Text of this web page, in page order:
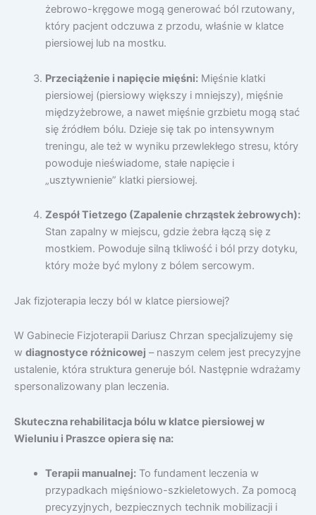
żebrowo-kręgowe mogą generować ból rzutowany,
który pacjent odczuwa z przodu, właśnie w klatce
piersiowej lub na mostku.
Przeciążenie i napięcie mięśni:Mięśnie klatki
piersiowej (piersiowy większy i mniejszy), mięśnie
międzyżebrowe, a nawet mięśnie grzbietu mogą stać
się źródłem bólu. Dzieje się tak po intensywnym
treningu, ale też w wyniku przewlekłego stresu, który
powoduje nieświadome, stałe napięcie i
„usztywnienie” klatki piersiowej.
Zespół Tietzego (Zapalenie chrząstek żebrowych):
Stan zapalny w miejscu, gdzie żebra łączą się z
mostkiem. Powoduje silną tkliwość i ból przy dotyku,
który może być mylony z bólem sercowym.
Jak fizjoterapia leczy ból w klatce piersiowej?
W Gabinecie Fizjoterapii Dariusz Chrzan specjalizujemy się
w diagnostyce różnicowej – naszym celem jest precyzyjne
ustalenie, która struktura generuje ból. Następnie wdrażamy
spersonalizowany plan leczenia.
Skuteczna rehabilitacja bólu w klatce piersiowej w
Wieluniu i Praszce opiera się na:
Terapii manualnej:To fundament leczenia w
przypadkach mięśniowo-szkieletowych. Za pomocą
precyzyjnych, bezpiecznych technik mobilizacji i